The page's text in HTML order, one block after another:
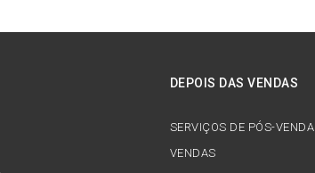
DEPOIS DAS VENDAS
SERVIÇOS DE PÓS-VENDA
VENDAS